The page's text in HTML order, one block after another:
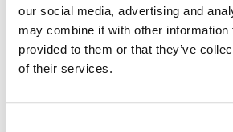
our social media, advertising and
may combine it with other information
provided to them or that they’ve
of their services.